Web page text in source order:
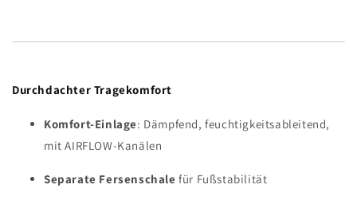
Durchdachter Tragekomfort
Komfort-Einlage: Dämpfend, feuchtigkeitsableitend,
mit AIRFLOW-Kanälen
Separate Fersenschale für Fußstabilität